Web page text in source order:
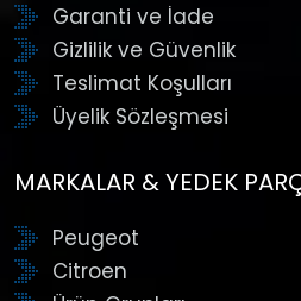
Garanti ve İade
Gizlilik ve Güvenlik
Teslimat Koşulları
Üyelik Sözleşmesi
MARKALAR & YEDEK
Peugeot
Citroen